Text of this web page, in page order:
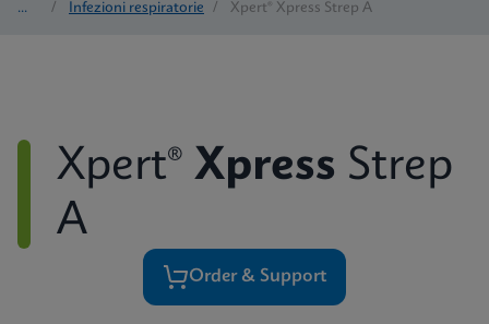
Test / Infezioni respiratorie / Xpert® Xpress Strep A
Xpert® Xpress Strep
A
Order & Support